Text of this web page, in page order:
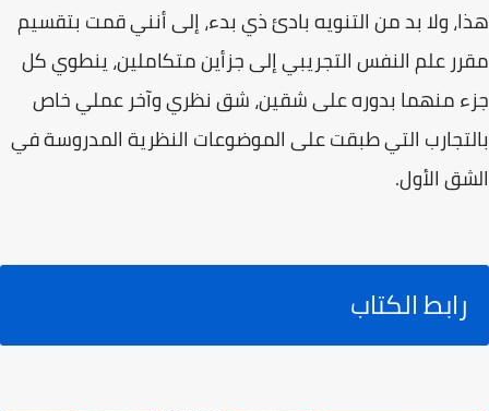
هذا، ولا بد من التنويه بادئ ذي بدء، إلى أنني قمت بتقسيم
مقرر علم النفس التجريبي إلى جزأين متكاملين، ينطوي كل
جزء منهما بدوره على شقين، شق نظري وآخر عملي خاص
بالتجارب التي طبقت على الموضوعات النظرية المدروسة في
الشق الأول.
رابط الكتاب